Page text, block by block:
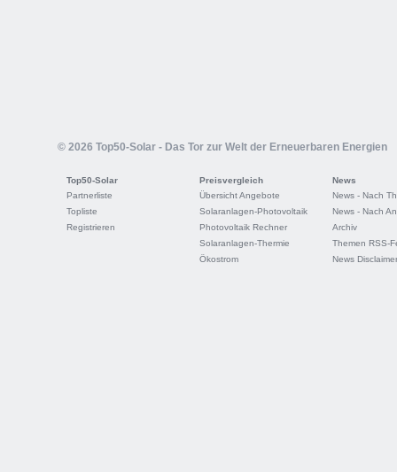
© 2026 Top50-Solar - Das Tor zur Welt der Erneuerbaren Energien
Top50-Solar
Partnerliste
Topliste
Registrieren
Preisvergleich
Übersicht Angebote
Solaranlagen-Photovoltaik
Photovoltaik Rechner
Solaranlagen-Thermie
Ökostrom
News
News - Nach
News - Nach
Archiv
Themen RSS-
News Disclaimer